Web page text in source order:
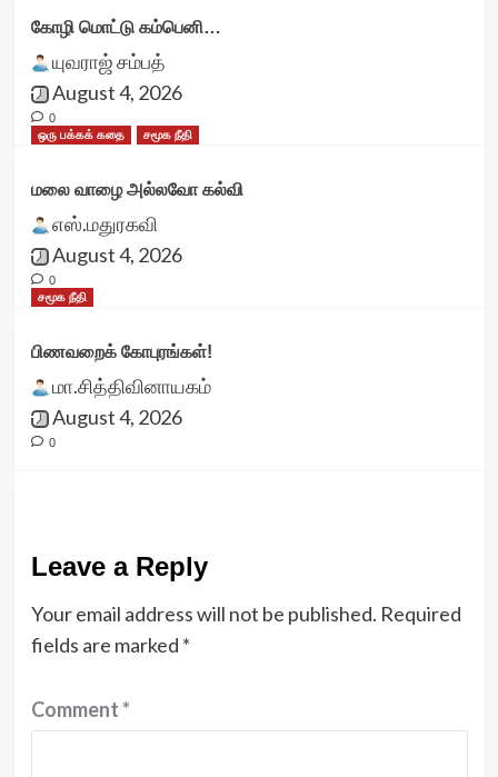
கோழி மொட்டு கம்பெனி…
யுவராஜ் சம்பத்
August 4, 2026
0
ஒரு பக்கக் கதை
சமூக நீதி
மலை வாழை அல்லவோ கல்வி
எஸ்.மதுரகவி
August 4, 2026
0
சமூக நீதி
பிணவறைக் கோபுரங்கள்!
மா.சித்திவினாயகம்
August 4, 2026
0
Leave a Reply
Your email address will not be published. Required
fields are marked *
Comment*